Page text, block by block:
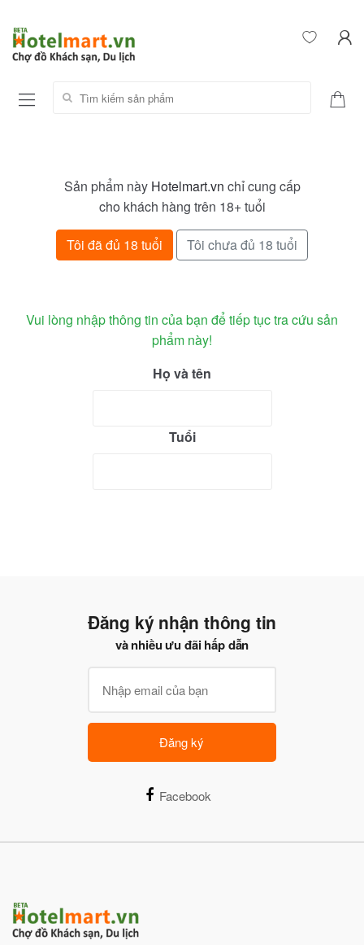
Tìm kiếm sản phẩm:
Sản phẩm này Hotelmart.vn chỉ cung cấp
cho khách hàng trên 18+ tuổi
Tôi đã đủ 18 tuổi Tôi chưa đủ 18 tuổi
Vui lòng nhập thông tin của bạn để tiếp tục tra cứu sản
phẩm này!
Họ và tên
Tuổi
Đăng ký nhận thông tin
và nhiều ưu đãi hấp dẫn
Đăng ký
Facebook